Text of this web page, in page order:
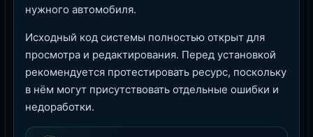
нужного автомобиля.
Исходный код системы полностью открыт для
просмотра и редактирования. Перед установкой
рекомендуется протестировать ресурс, поскольку
в нём могут присутствовать отдельные ошибки и
недоработки.